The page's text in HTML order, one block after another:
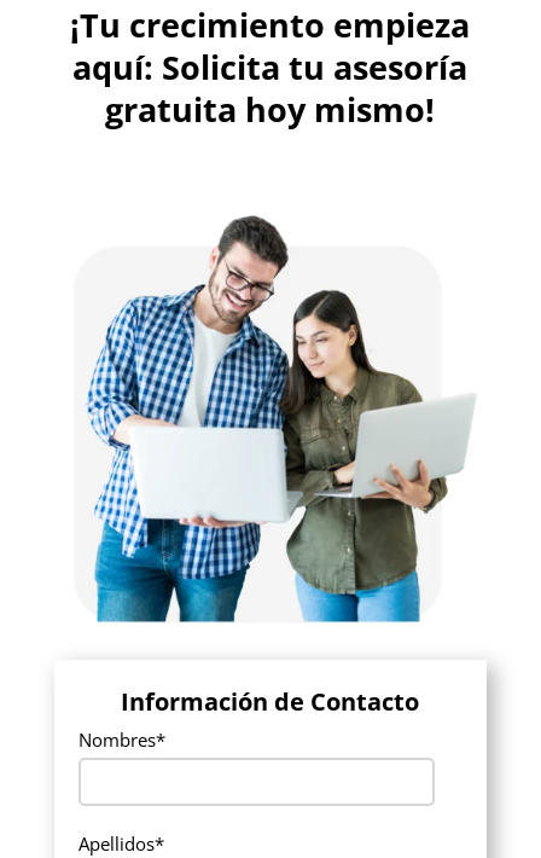
¡Tu crecimiento empieza
aquí: Solicita tu asesoría
gratuita hoy mismo!
Información de Contacto
Nombres*
Apellidos*